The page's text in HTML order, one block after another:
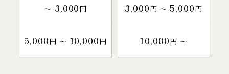
～ 3,000円 3,000円 〜 5,000円
5,000円 〜 10,000円 10,000円 〜